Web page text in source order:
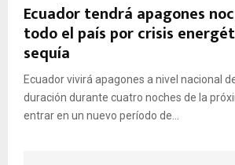
Ecuador tendrá apagones
todo el país por crisis
sequía
Ecuador vivirá apagones a nivel nacional
duración durante cuatro noches de la
entrar en un nuevo período de...